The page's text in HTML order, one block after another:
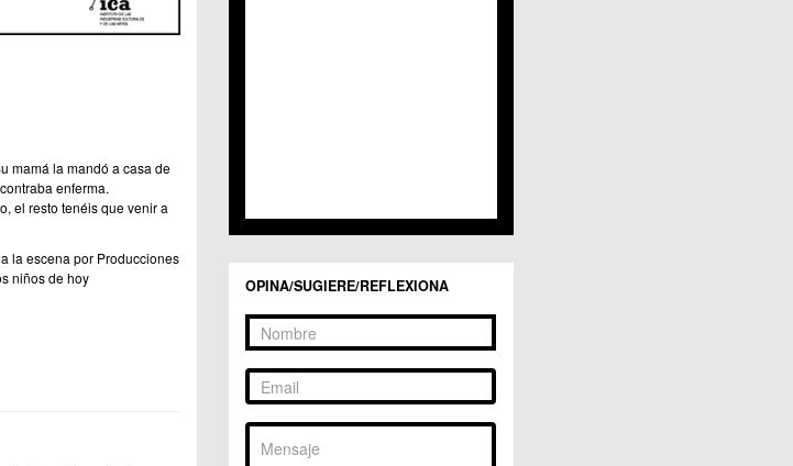
mamá la mandó a casa de
enferma.
el resto tenéis que venir a
la escena por Producciones
niños de hoy
OPINA/SUGIERE/REFLEXIONA